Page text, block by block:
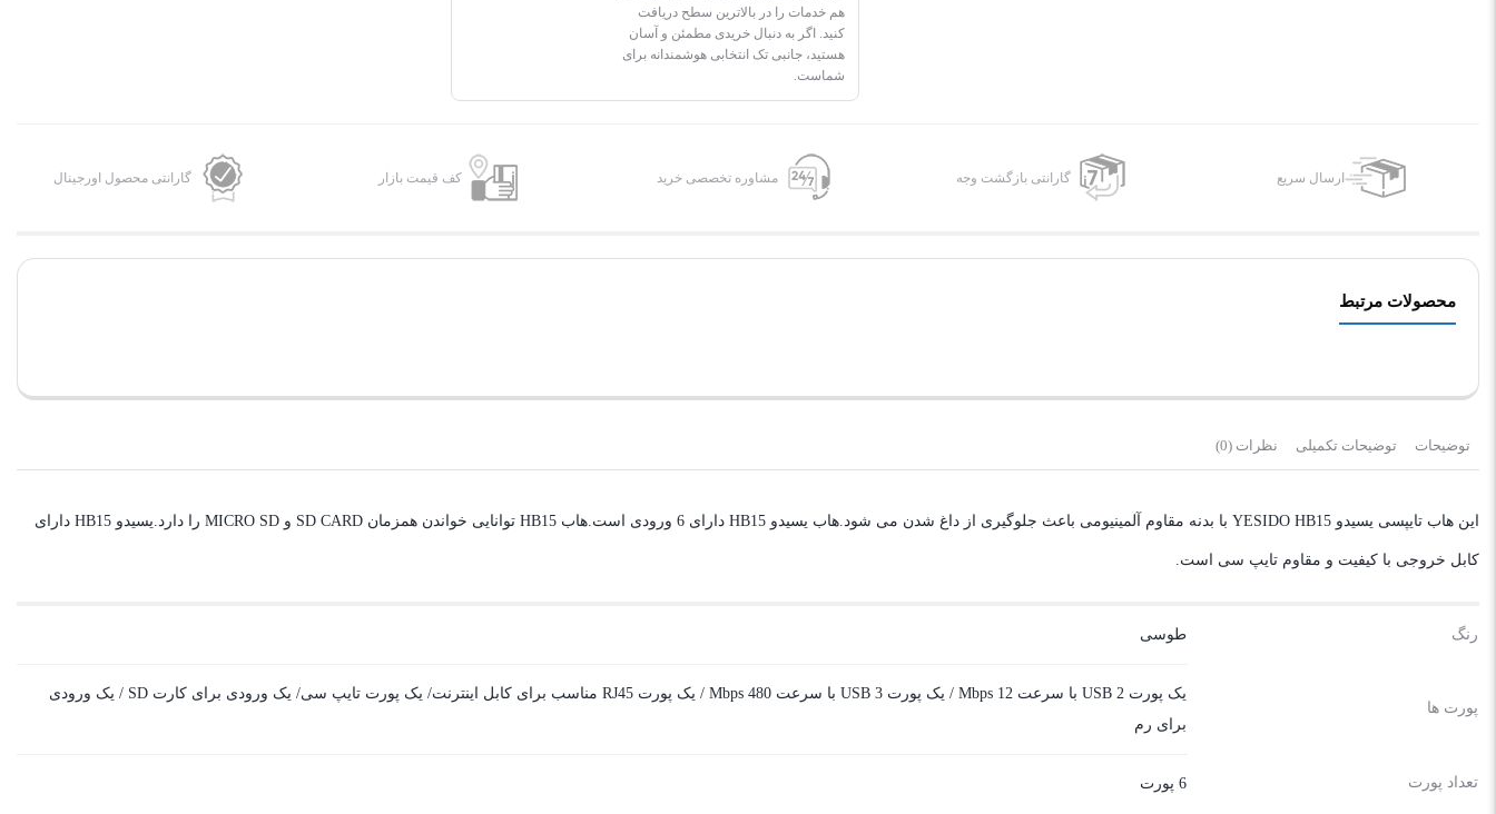
هم خدمات را در بالاترین سطح دریافت
کنید. اگر به دنبال خریدی مطمئن و آسان
هستید، جانبی تک انتخابی هوشمندانه برای
شماست.
ارسال سریع گارانتی بازگشت وجه مشاوره تخصصی خرید کف قیمت بازار گارانتی محصول اورجینال
محصولات مرتبط
توضیحات توضیحات تکمیلی نظرات (0)
این هاب تایپسی یسیدو YESIDO HB15 با بدنه مقاوم آلمینیومی باعث جلوگیری از داغ شدن می شود.هاب یسیدو HB15 دارای 6 ورودی است.هاب HB15 توانایی خواندن همزمان SD CARD و MICRO SD را دارد.یسیدو HB15 دارای
کابل خروجی با کیفیت و مقاوم تایپ سی است.
رنگ طوسی
پورت ها
یک پورت USB 2 با سرعت 12 Mbps / یک پورت USB 3 با سرعت 480 Mbps / یک پورت RJ45 مناسب برای کابل اینترنت/ یک پورت تایپ سی/ یک ورودی برای کارت SD / یک ورودی
برای رم
تعداد پورت‌ 6 پورت